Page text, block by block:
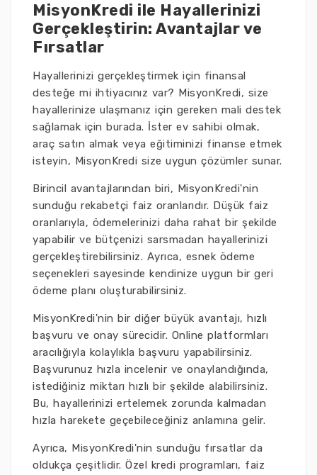
MisyonKredi ile Hayallerinizi
Gerçekleştirin: Avantajlar ve
Fırsatlar
Hayallerinizi gerçekleştirmek için finansal
desteğe mi ihtiyacınız var? MisyonKredi, size
hayallerinize ulaşmanız için gereken mali destek
sağlamak için burada. İster ev sahibi olmak,
araç satın almak veya eğitiminizi finanse etmek
isteyin, MisyonKredi size uygun çözümler sunar.
Birincil avantajlarından biri, MisyonKredi'nin
sunduğu rekabetçi faiz oranlarıdır. Düşük faiz
oranlarıyla, ödemelerinizi daha rahat bir şekilde
yapabilir ve bütçenizi sarsmadan hayallerinizi
gerçekleştirebilirsiniz. Ayrıca, esnek ödeme
seçenekleri sayesinde kendinize uygun bir geri
ödeme planı oluşturabilirsiniz.
MisyonKredi'nin bir diğer büyük avantajı, hızlı
başvuru ve onay sürecidir. Online platformları
aracılığıyla kolaylıkla başvuru yapabilirsiniz.
Başvurunuz hızla incelenir ve onaylandığında,
istediğiniz miktarı hızlı bir şekilde alabilirsiniz.
Bu, hayallerinizi ertelemek zorunda kalmadan
hızla harekete geçebileceğiniz anlamına gelir.
Ayrıca, MisyonKredi'nin sunduğu fırsatlar da
oldukça çeşitlidir. Özel kredi programları, faiz